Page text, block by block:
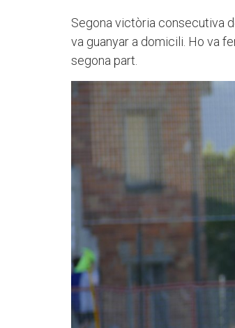
Segona victòria consecutiva
va guanyar a domicili. Ho va
segona part.